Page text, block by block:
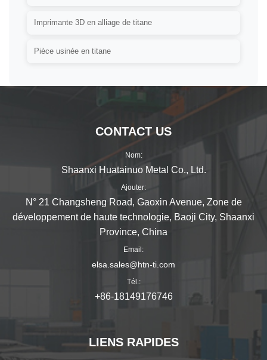
Imprimante 3D en alliage de titane
Pièce usinée en titane
CONTACT US
Nom:
Shaanxi Huatainuo Metal Co., Ltd.
Ajouter:
N° 21 Changsheng Road, Gaoxin Avenue, Zone de
développement de haute technologie, Baoji City, Shaanxi
Province, China
Email:
elsa.sales@htn-ti.com
Tél.:
+86-18149176746
LIENS RAPIDES